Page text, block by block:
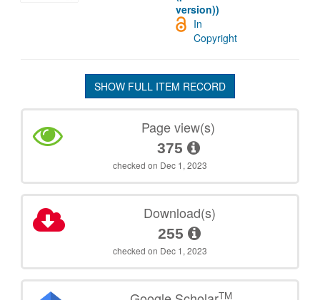
version))
In
Copyright
SHOW FULL ITEM RECORD
Page view(s)
375
checked on Dec 1, 2023
Download(s)
255
checked on Dec 1, 2023
TM